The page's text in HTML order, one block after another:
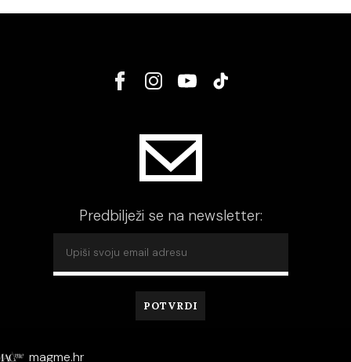
Predbilježi se na newsletter:
magme.hr